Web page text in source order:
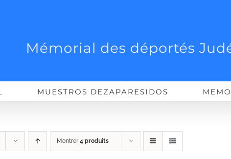
Mémorial des déportés
MUESTROS DEZAPARESIDOS
Montrer 4 produits